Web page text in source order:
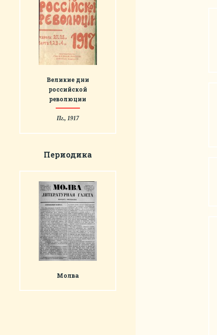
Великие дни
российской
революции
Пг., 1917
Периодика
Молва